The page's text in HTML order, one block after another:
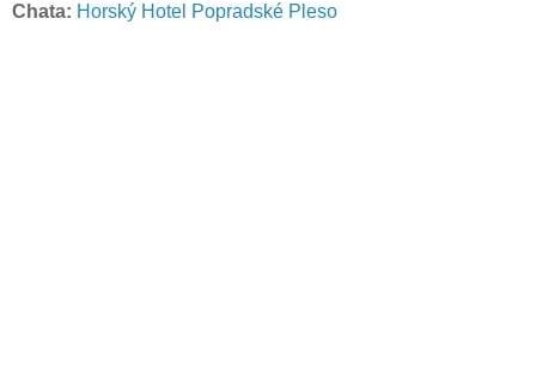
Chata: Horský Hotel Popradské Pleso